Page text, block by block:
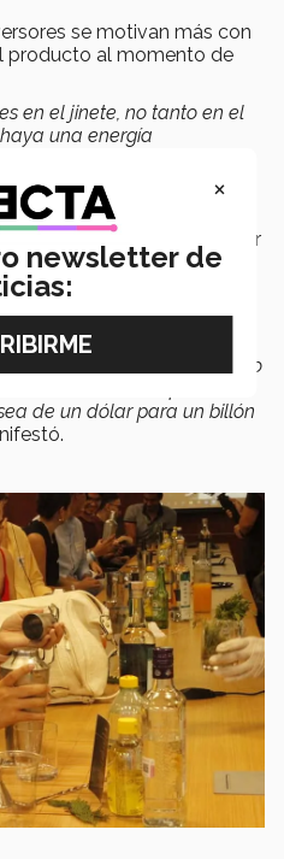
se motivan más con
producto al momento de
en el jinete, no tanto en el
una energía
pensamiento, un
relevante
el camino del emprendedor
de la quiebra más de una
no claudicar y encontrar
algo que la
y háganlo crecer. ¿Cómo
Solucionando un problema
de un dólar para un billón
×
newsletter de